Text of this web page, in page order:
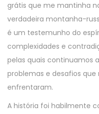
grátis que me mantinha
verdadeira montanha-
é um testemunho do
complexidades e
pelas quais continuamos
problemas e desafios que
enfrentaram.
A história foi habilmente